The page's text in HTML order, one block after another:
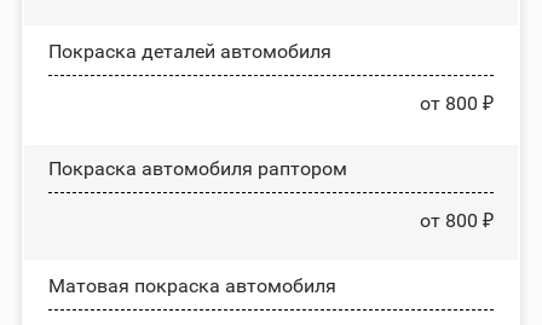
Покраска деталей автомобиля
от 800 ₽
Покраска автомобиля раптором
от 800 ₽
Матовая покраска автомобиля